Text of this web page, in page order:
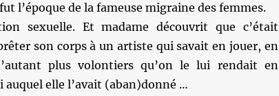
l’époque de la fameuse migraine des femmes.
sexuelle. Et madame découvrit que c’était
son corps à un artiste qui savait en jouer, en
plus volontiers qu’on le lui rendait en
auquel elle l’avait (aban)donné …